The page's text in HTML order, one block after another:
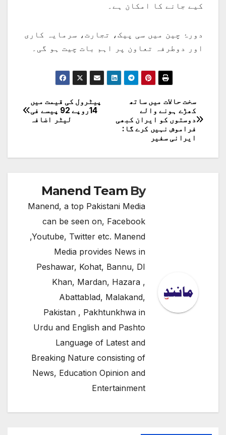
کیے جانے کا امکان ہے۔
دورۂ چین میں سی پیک، تجارت، سرمایہ کاری
اور دوطرفہ تعاون پر اہم بات چیت ہو گی۔
پوسٹوں
کی
نیویگیشن
پیٹرول کی قیمت میں
14روپے 92 پیسے فی
لیٹر اضافہ
سخت حالات میں ساتھ
کھڑے ہونے والے
دوستوں کو ایران کبھی
فراموش نہیں کرے گا:
ایرانی سفیر
By
Manend Team
Manend, a top Pakistani Media
can be seen on, Facebook
,Youtube, Twitter etc. Manend
Media provides News in
Peshawar, Kohat, Bannu, DI
Khan, Mardan, Hazara ,
Abattablad, Malakand,
Pakistan , Pakhtunkhwa in
Urdu and English and Pashto
Language of Latest and
Breaking Nature consisting of
News, Education Opinion and
Entertainment